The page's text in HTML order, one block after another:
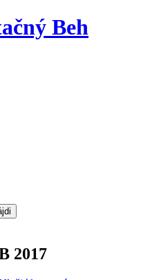
Beh
2017